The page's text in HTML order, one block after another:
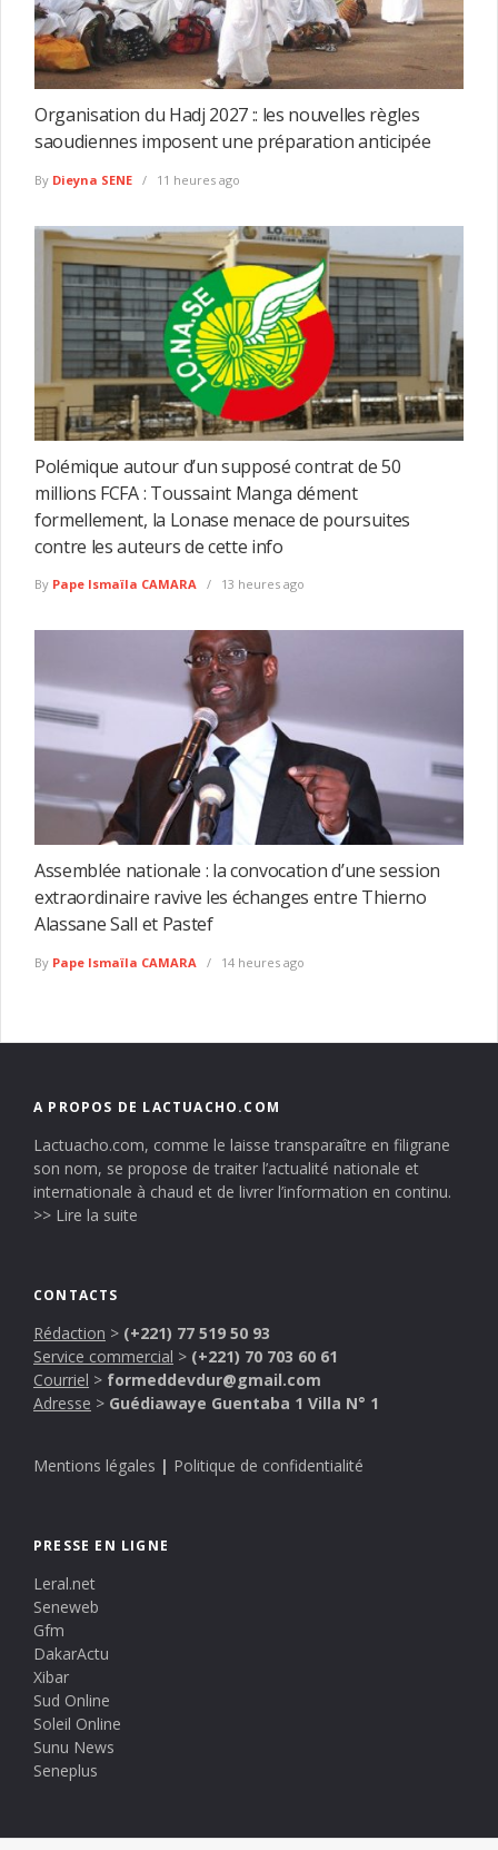
Organisation du Hadj 2027 :: les nouvelles règles
saoudiennes imposent une préparation anticipée
By Dieyna SENE 11 heures ago
Polémique autour d’un supposé contrat de 50
millions FCFA : Toussaint Manga dément
formellement, la Lonase menace de poursuites
contre les auteurs de cette info
By Pape Ismaïla CAMARA 13 heures ago
Assemblée nationale : la convocation d’une session
extraordinaire ravive les échanges entre Thierno
Alassane Sall et Pastef
By Pape Ismaïla CAMARA 14 heures ago
A PROPOS DE LACTUACHO.COM
Lactuacho.com, comme le laisse transparaître en filigrane
son nom, se propose de traiter l’actualité nationale et
internationale à chaud et de livrer l’information en continu.
>> Lire la suite
CONTACTS
Rédaction > (+221) 77 519 50 93
Service commercial > (+221) 70 703 60 61
Courriel > formeddevdur@gmail.com
Adresse > Guédiawaye Guentaba 1 Villa N° 1
Mentions légales | Politique de confidentialité
PRESSE EN LIGNE
Leral.net
Seneweb
Gfm
DakarActu
Xibar
Sud Online
Soleil Online
Sunu News
Seneplus